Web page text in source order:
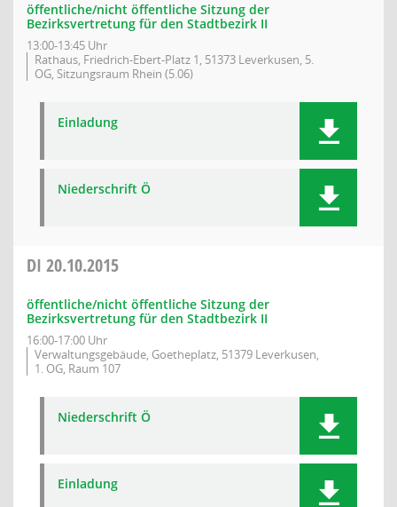
öffentliche/nicht öffentliche Sitzung der
Bezirksvertretung für den Stadtbezirk II
13:00-13:45 Uhr
Rathaus, Friedrich-Ebert-Platz 1, 51373 Leverkusen, 5.
OG, Sitzungsraum Rhein (5.06)
Einladung
Niederschrift Ö
DI 20.10.2015
öffentliche/nicht öffentliche Sitzung der
Bezirksvertretung für den Stadtbezirk II
16:00-17:00 Uhr
Verwaltungsgebäude, Goetheplatz, 51379 Leverkusen,
1. OG, Raum 107
Niederschrift Ö
Einladung